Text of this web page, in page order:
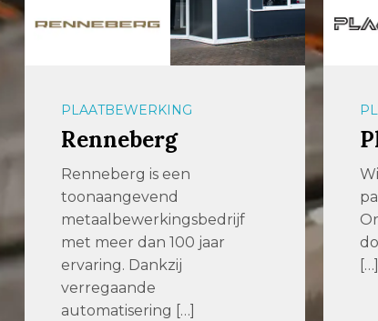
PLAATBEWERKING
Renneberg
Renneberg is een
toonaangevend
metaalbewerkingsbedrijf
met meer dan 100 jaar
ervaring. Dankzij
verregaande
automatisering […]
[…]